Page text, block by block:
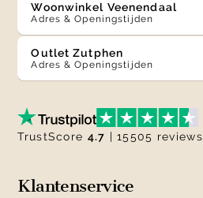
Woonwinkel Veenendaal
Adres & Openingstijden
Outlet Zutphen
Adres & Openingstijden
Klantenservice
TrustScore 4.7 | 15505 reviews